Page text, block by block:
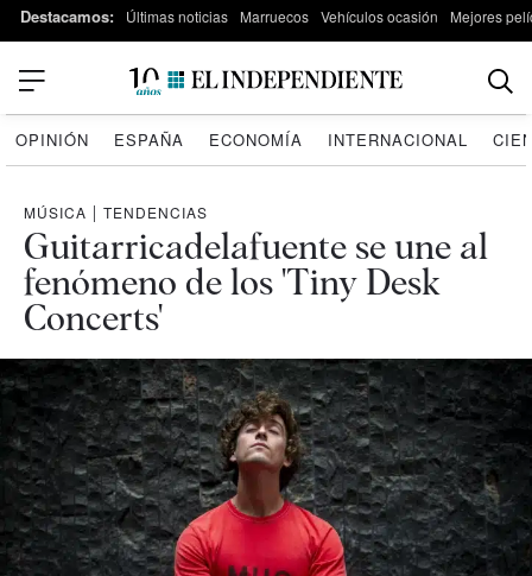
Destacamos: Últimas noticias Marruecos Vehículos ocasión Mejores
OPINIÓN ESPAÑA ECONOMÍA INTERNACIONAL
MÚSICA | TENDENCIAS
Guitarricadelafuente se une al
fenómeno de los 'Tiny Desk
Concerts'